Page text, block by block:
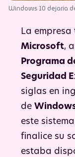
Windows 10 dejaría
La
Microsoft,
Programa
Seguridad
siglas en
de
este
finalice su
estaba